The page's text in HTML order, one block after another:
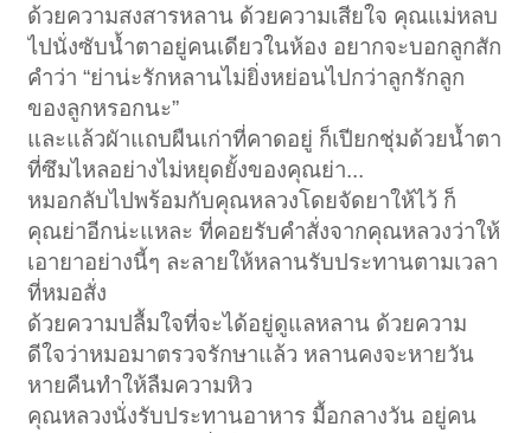
ด้วยความสงสารหลาน ด้วยความเสียใจ คุณแม่หลบ
ไปนั่งซับน้ำตาอยู่คนเดียวในห้อง อยากจะบอกลูกสัก
คำว่า “ย่าน่ะรักหลานไม่ยิ่งหย่อนไปกว่าลูกรักลูก
ของลูกหรอกนะ”
และแล้วผัาแถบผืนเก่าที่คาดอยู่ ก็เปียกชุ่มด้วยน้ำตา
ที่ซึมไหลอย่างไม่หยุดยั้งของคุณย่า...
หมอกลับไปพร้อมกับคุณหลวงโดยจัดยาให้ไว้ ก็
คุณย่าอีกน่ะแหละ ที่คอยรับคำสั่งจากคุณหลวงว่าให้
เอายาอย่างนี้ๆ ละลายให้หลานรับประทานตามเวลา
ที่หมอสั่ง
ด้วยความปลื้มใจที่จะได้อยู่ดูแลหลาน ด้วยความ
ดีใจว่าหมอมาตรวจรักษาแล้ว หลานคงจะหายวัน
หายคืนทำให้ลืมความหิว
คุณหลวงนั่งรับประทานอาหาร มื้อกลางวัน อยู่คน